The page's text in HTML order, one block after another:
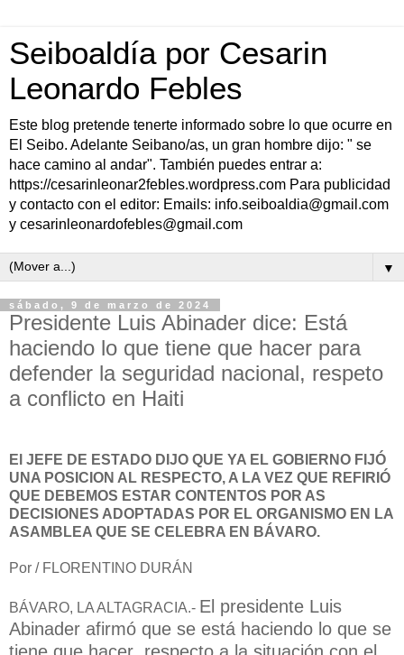
Seiboaldía por Cesarin
Leonardo Febles
Este blog pretende tenerte informado sobre lo que ocurre en
El Seibo. Adelante Seibano/as, un gran hombre dijo: " se
hace camino al andar". También puedes entrar a:
https://cesarinleonar2febles.wordpress.com Para publicidad
y contacto con el editor: Emails: info.seiboaldia@gmail.com
y cesarinleonardofebles@gmail.com
▼
sábado, 9 de marzo de 2024
Presidente Luis Abinader dice: Está
haciendo lo que tiene que hacer para
defender la seguridad nacional, respeto
a conflicto en Haiti
El JEFE DE ESTADO DIJO QUE YA EL GOBIERNO FIJÓ
UNA POSICION AL RESPECTO, A LA VEZ QUE REFIRIÓ
QUE DEBEMOS ESTAR CONTENTOS POR AS
DECISIONES ADOPTADAS POR EL ORGANISMO EN LA
ASAMBLEA QUE SE CELEBRA EN BÁVARO.
Por / FLORENTINO DURÁN
BÁVARO, LA ALTAGRACIA.- El presidente Luis
Abinader afirmó que se está haciendo lo que se